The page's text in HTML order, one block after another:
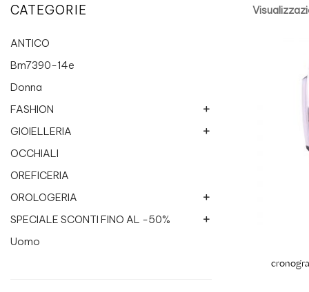
CATEGORIE
ANTICO
Bm7390-14e
Donna
FASHION
Breil Jewels
Collanine colorate
Etnico
Miluna
Recarlo Fresh
Roma 1947
GIOIELLERIA
Chimento
Philo Milano
Recarlo
OCCHIALI
OREFICERIA
OROLOGERIA
Altri marchi
BREIL
SPECIALE SCONTI FINO AL -50%
Bigiotteria
Uomo